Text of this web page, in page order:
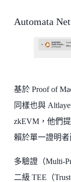
Automata
基於 Proof of
同樣也與
zkEVM，他們
賴於單一證明
多驗證（Multi-
二級 TEE（